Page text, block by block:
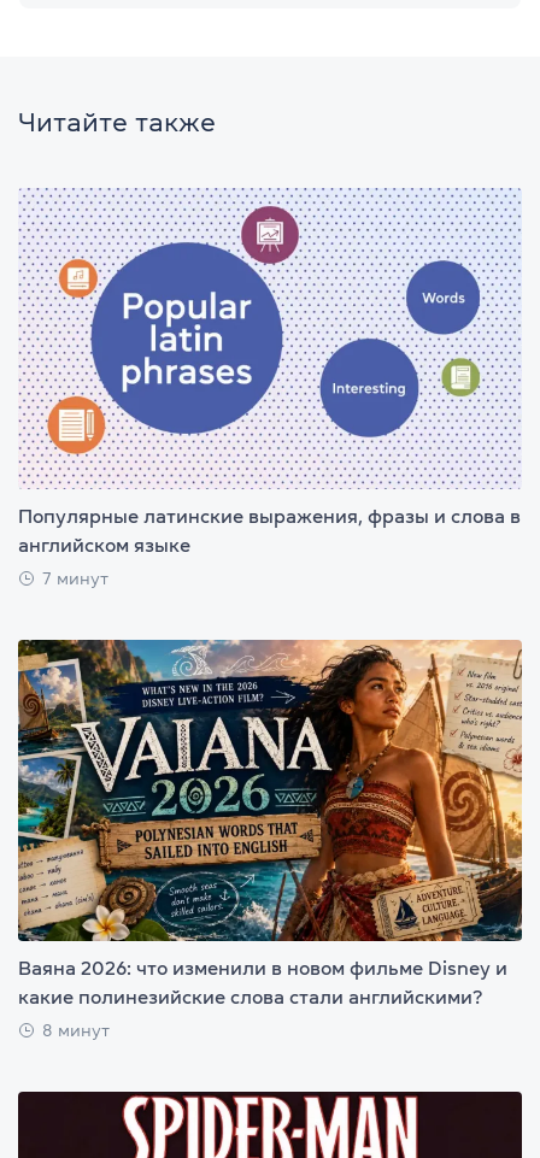
Читайте также
Популярные латинские выражения, фразы и слова в
английском языке
7 минут
Ваяна 2026: что изменили в новом фильме Disney и
какие полинезийские слова стали английскими?
8 минут